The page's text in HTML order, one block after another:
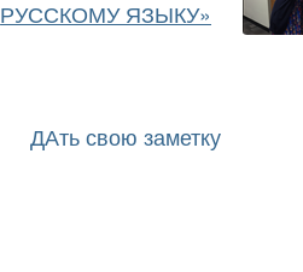
РУССКОМУ ЯЗЫКУ»
ДАть свою заметку